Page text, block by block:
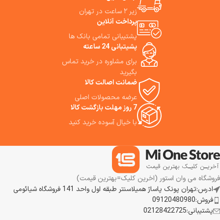
زیر ۲ ساعت در تهران
پرداخت آنلاین
پشتیبانی تمامی بانک ها
پشیتبانی 24 ساعته
برای مشاوره در خرید تماس
بگیرید
ضمانت اصالت کالا
عرضه محصولات اصلی
7 روز مهلت بازگشت کالا
با خیال آسوده خرید کنید
فروشگاه می وان استور (اخرین کلیک=بهترین قیمت)
ادرس:تهران پونک پاساژ همیلاسنتر طبقه اول واحد 141 فروشگاه شیائومی
فروش:09120480980
پشتیبانی:02128422725